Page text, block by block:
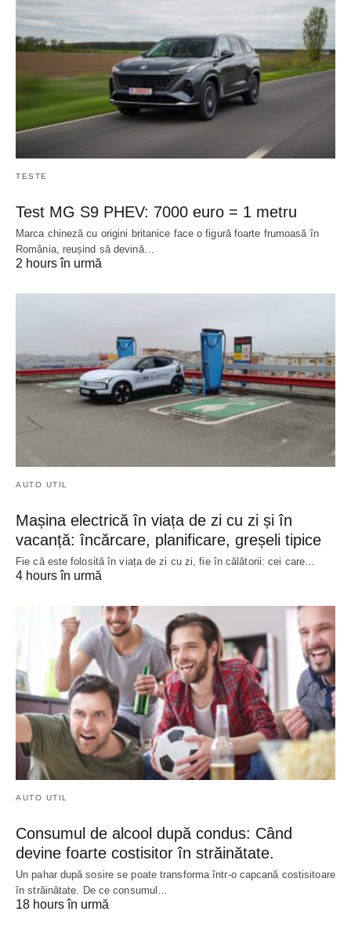
TESTE
Test MG S9 PHEV: 7000 euro = 1 metru
Marca chineză cu origini britanice face o figură foarte frumoasă în
România, reușind să devină…
2 hours în urmă
AUTO UTIL
Mașina electrică în viața de zi cu zi și în
vacanță: încărcare, planificare, greșeli tipice
Fie că este folosită în viața de zi cu zi, fie în călătorii: cei care…
4 hours în urmă
AUTO UTIL
Consumul de alcool după condus: Când
devine foarte costisitor în străinătate.
Un pahar după sosire se poate transforma într-o capcană costisitoare
în străinătate. De ce consumul…
18 hours în urmă